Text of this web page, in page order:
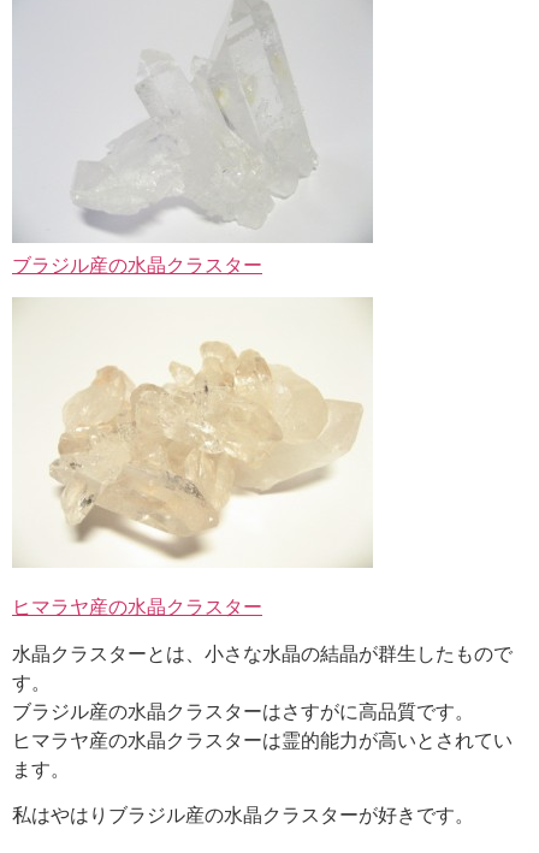
ブラジル産の水晶クラスター
ヒマラヤ産の水晶クラスター
水晶クラスターとは、小さな水晶の結晶が群生したもので
す。
ブラジル産の水晶クラスターはさすがに高品質です。
ヒマラヤ産の水晶クラスターは霊的能力が高いとされてい
ます。
私はやはりブラジル産の水晶クラスターが好きです。